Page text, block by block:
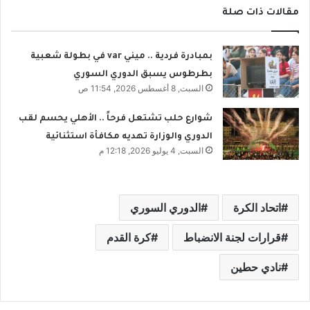
مقالات ذات صلة
بمبادرة فردية .. ميني var في بطولة شعبية
بطرطوس يسبق الدوري السوري
السبت, 8 أغسطس 2026, 11:54 ص
شوارع حلب تشتعل فرحاً .. الأهلي يحسم لقب
الدوري والوزارة تهديه مكافأة استثنائية
السبت, 4 يوليو 2026, 12:18 م
اتحاد الكرة الدوري السوري
قرارات لجنة الانضباط كرة القدم
نادي حطين